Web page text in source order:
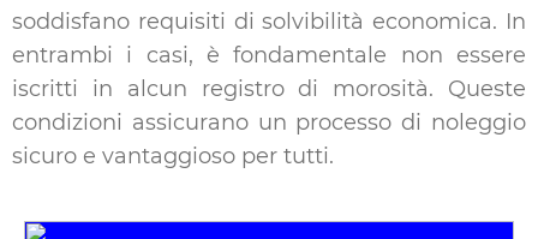
soddisfano requisiti di solvibilità economica. In
entrambi i casi, è fondamentale non essere
iscritti in alcun registro di morosità. Queste
condizioni assicurano un processo di noleggio
sicuro e vantaggioso per tutti.